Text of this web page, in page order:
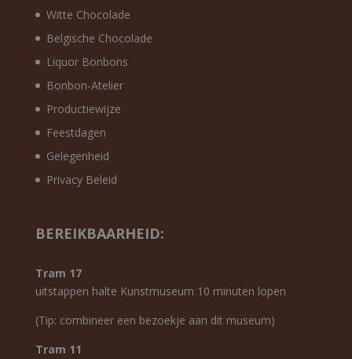
Witte Chocolade
Belgische Chocolade
Liquor Bonbons
Bonbon-Atelier
Productiewijze
Feestdagen
Gelegenheid
Privacy Beleid
BEREIKBAARHEID:
Tram 17
uitstappen halte Kunstmuseum 10 minuten lopen
(Tip: combineer een bezoekje aan dit museum)
Tram 11